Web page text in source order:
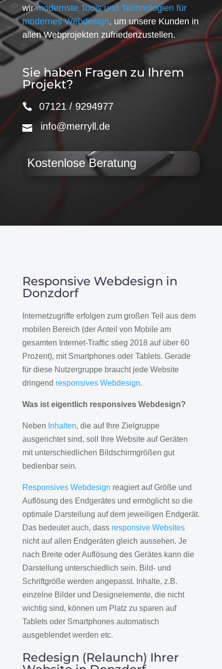
wirmodernste Tools und Technologien für
modernes Webdesign, um unsere Kunden in
allen Webprojekten zufriedenzustellen.
Sie haben Fragen zu Ihrem
Projekt?
07121 / 9294977
info@merryll.de
Kostenlose Beratung
Responsive Webdesign in
Donzdorf
Internetzugriffe erfolgen zum großen Teil aus dem
mobilen Bereich (der Anteil von Mobile am
gesamten Internet-Traffic stieg 2018 auf über 60
Prozent), mit Smartphones oder Tablets. Gerade
für diese Nutzergruppe braucht jede Website
dringend responsives Webdesign.
Was ist eigentlich responsives Webdesign?
Neben Inhalten, die auf Ihre Zielgruppe
ausgerichtet sind, soll Ihre Website auf Geräten
mit unterschiedlichen Bildschirmgrößen gut
bedienbar sein.
Responsives Webdesign reagiert auf Größe und
Auflösung des Endgerätes und ermöglicht so die
optimale Darstellung auf dem jeweiligen Endgerät.
Das bedeutet auch, dass responsive Websites
nicht auf allen Endgeräten gleich aussehen. Je
nach Breite oder Auflösung des Gerätes kann die
Darstellung unterschiedlich sein. Bild- und
Schriftgröße werden angepasst. Inhalte, z.B.
einzelne Bilder und Designelemente, die nicht
wichtig sind, können um Platz zu sparen auf
Tablets oder Smartphones automatisch
ausgeblendet werden etc.
Redesign (Relaunch) Ihrer